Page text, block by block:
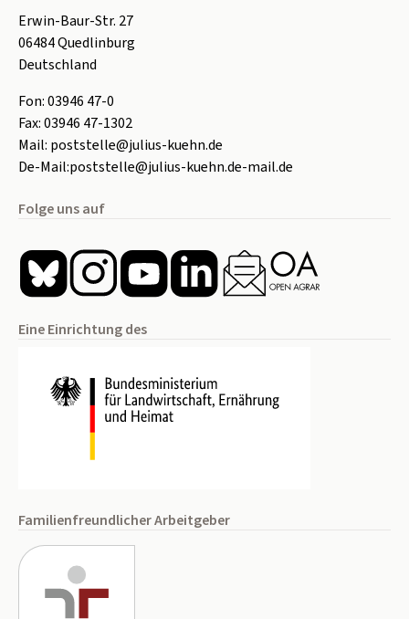
Erwin-Baur-Str. 27
06484Quedlinburg
Deutschland
Fon:03946 47-0
Fax:03946 47-1302
Mail: poststelle@julius-kuehn.de
De-Mail:poststelle@julius-kuehn.de-mail.de
Folge uns auf
Eine Einrichtung des
Familienfreundlicher Arbeitgeber